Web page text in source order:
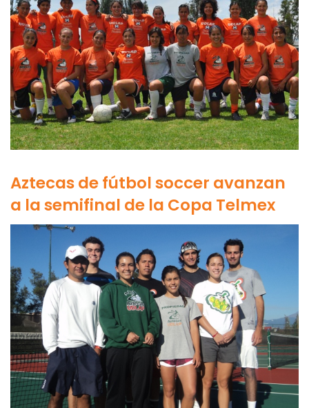
Aztecas de fútbol soccer avanzan
a la semifinal de la Copa Telmex